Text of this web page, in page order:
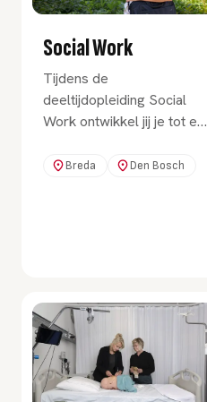
Social Work
Tijdens de
deeltijdopleiding Social
Work ontwikkel jij je tot een
professional in het sociaal
Breda Den Bosch